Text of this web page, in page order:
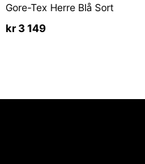
Gore-Tex Herre Blå Sort
kr3 149